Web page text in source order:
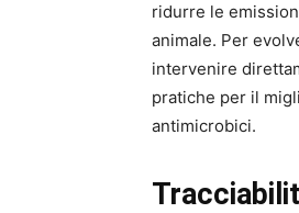
ridurre le
animale. Per
intervenire
pratiche per il
antimicrobici.